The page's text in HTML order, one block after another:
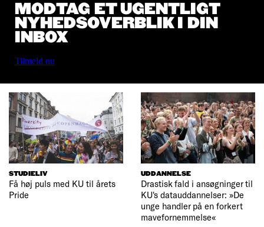
MODTAG ET UGENTLIGT
NYHEDSOVERBLIK I DIN
INBOX
Tilmeld nu
STUDIELIV
Få høj puls med KU til årets
Pride
UDDANNELSE
Drastisk fald i ansøgninger til
KU's datauddannelser: »De
unge handler på en forkert
mavefornemmelse«